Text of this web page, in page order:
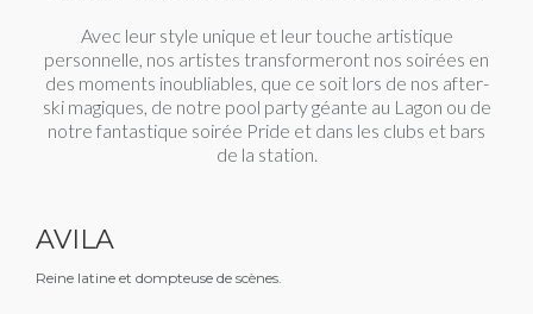
Avec leur style unique et leur touche artistique
personnelle, nos artistes transformeront nos soirées en
des moments inoubliables, que ce soit lors de nos after-
ski magiques, de notre pool party géante au Lagon ou de
notre fantastique soirée Pride et dans les clubs et bars
de la station.
AVILA
Reine latine et dompteuse de scènes.